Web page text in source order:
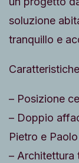
soluzione
tranquillo e
– Posizione
– Doppio
Pietro e Paolo
– Architettura